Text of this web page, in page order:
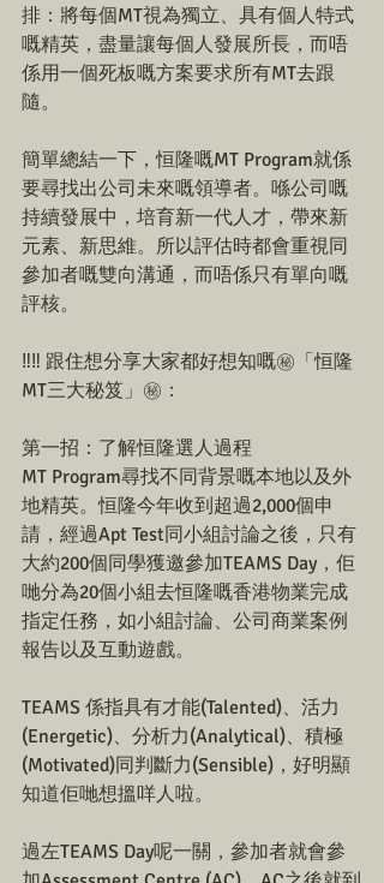
排：將每個MT視為獨立、具有個人特式
嘅精英，盡量讓每個人發展所長，而唔
係用一個死板嘅方案要求所有MT去跟
隨。
簡單總結一下，恒隆嘅MT Program就係
要尋找出公司未來嘅領導者。喺公司嘅
持續發展中，培育新一代人才，帶來新
元素、新思維。所以評估時都會重視同
參加者嘅雙向溝通，而唔係只有單向嘅
評核。
‼️‼️ 跟住想分享大家都好想知嘅㊙️「恒隆
MT三大秘笈」㊙️：
第一招：了解恒隆選人過程
MT Program尋找不同背景嘅本地以及外
地精英。恒隆今年收到超過2,000個申
請，經過Apt Test同小組討論之後，只有
大約200個同學獲邀參加TEAMS Day，佢
哋分為20個小組去恒隆嘅香港物業完成
指定任務，如小組討論、公司商業案例
報告以及互動遊戲。
TEAMS 係指具有才能(Talented)、活力
(Energetic)、分析力(Analytical)、積極
(Motivated)同判斷力(Sensible)，好明顯
知道佢哋想搵咩人啦。
過左TEAMS Day呢一關，參加者就會參